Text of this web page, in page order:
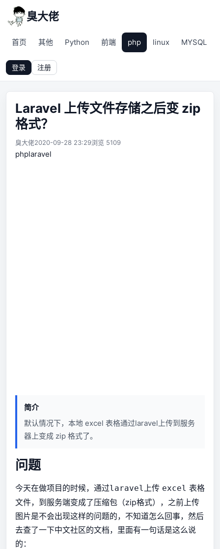
臭大佬
首页 其他 Python 前端 php linux MYSQL
登录 注册
Laravel 上传文件存储之后变 zip
格式？
臭大佬2020-09-28 23:29浏览 5109
phplaravel
简介
默认情况下，本地 excel 表格通过laravel上传到服务
器上变成 zip 格式了。
问题
今天在做项目的时候，通过laravel上传 excel 表格
文件，到服务端变成了压缩包（zip格式），之前上传
图片是不会出现这样的问题的，不知道怎么回事，然后
去查了一下中文社区的文档，里面有一句话是这么说
的：